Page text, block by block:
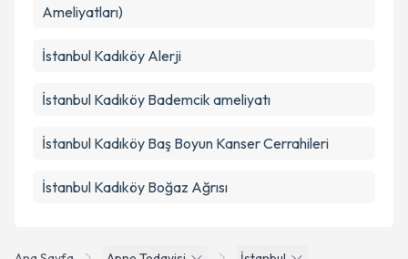
Ameliyatları)
İstanbul Kadıköy Alerji
İstanbul Kadıköy Bademcik ameliyatı
İstanbul Kadıköy Baş Boyun Kanser Cerrahileri
İstanbul Kadıköy Boğaz Ağrısı